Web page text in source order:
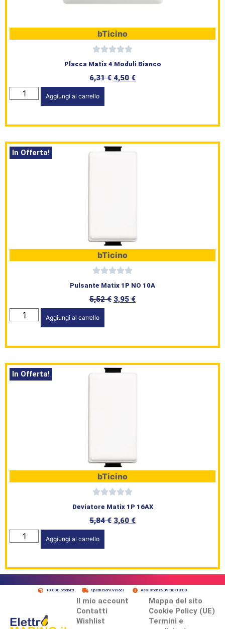
bTicino
Placca Matix 4 Moduli Bianco
6,31€ 4,50 €
Aggiungi al carrello
In Offerta!
bTicino
Pulsante Matix 1P NO 10A
5,52€ 3,95 €
Aggiungi al carrello
In Offerta!
bTicino
Deviatore Matix 1P 16AX
5,84€ 3,60 €
Aggiungi al carrello
10.000 prodotti Spedizioni Veloci Assistenza 09:00/18:00
Il mio account
Contatti
Wishlist
Mappa del sito
Cookie Policy (UE)
Termini e